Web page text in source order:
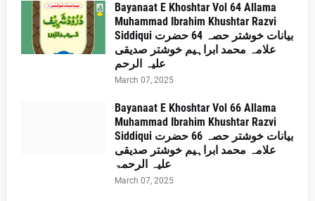
Bayanaat E Khoshtar Vol 64 Allama
Muhammad Ibrahim Khushtar Razvi
Siddiqui بیانات خوشتر حصہ 64 حضرت
علامہ محمد ابراہیم خوشتر صدیقی
علیہ الرحم
March 07, 2025
Bayanaat E Khoshtar Vol 66 Allama
Muhammad Ibrahim Khushtar Razvi
Siddiqui بیانات خوشتر حصہ 66 حضرت
علامہ محمد ابراہیم خوشتر صدیقی
علیہ الرحمۃ
March 07, 2025